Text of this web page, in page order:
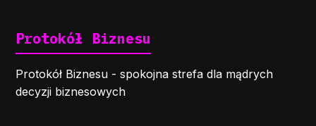
Protokół Biznesu
Protokół Biznesu - spokojna strefa dla mądrych
decyzji biznesowych